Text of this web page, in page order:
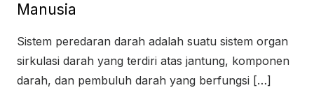
Manusia
Sistem peredaran darah adalah suatu sistem organ
sirkulasi darah yang terdiri atas jantung, komponen
darah, dan pembuluh darah yang berfungsi […]